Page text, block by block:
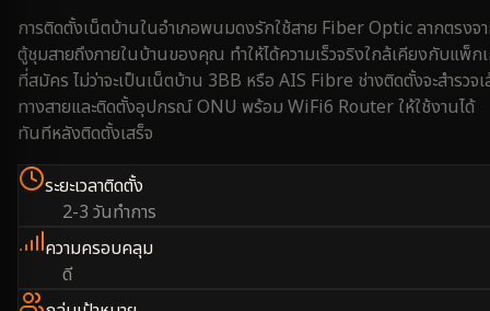
การติดตั้งเน็ตบ้านในอำเภอพนมดงรักใช้สาย Fiber Optic ลากตรงจ
ตู้ชุมสายถึงภายในบ้านของคุณ ทำให้ได้ความเร็วจริงใกล้เคียงกับแพ็ก
ที่สมัคร ไม่ว่าจะเป็นเน็ตบ้าน 3BB หรือ AIS Fibre ช่างติดตั้งจะสำรวจ
ทางสายและติดตั้งอุปกรณ์ ONU พร้อม WiFi6 Router ให้ใช้งานได้
ทันทีหลังติดตั้งเสร็จ
ระยะเวลาติดตั้ง
2-3 วันทำการ
ความครอบคลุม
ดี